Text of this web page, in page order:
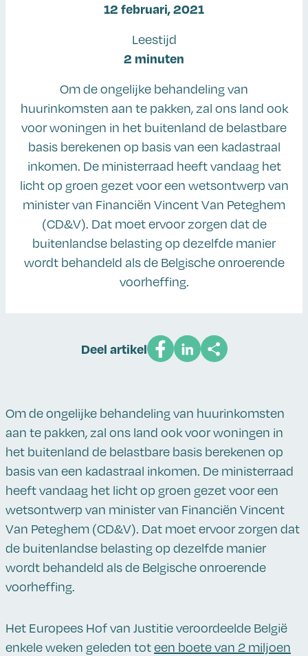
12 februari, 2021
Leestijd
2 minuten
Om de ongelijke behandeling van
huurinkomsten aan te pakken, zal ons land ook
voor woningen in het buitenland de belastbare
basis berekenen op basis van een kadastraal
inkomen. De ministerraad heeft vandaag het
licht op groen gezet voor een wetsontwerp van
minister van Financiën Vincent Van Peteghem
(CD&V). Dat moet ervoor zorgen dat de
buitenlandse belasting op dezelfde manier
wordt behandeld als de Belgische onroerende
voorheffing.
Deel artikel
Om de ongelijke behandeling van huurinkomsten
aan te pakken, zal ons land ook voor woningen in
het buitenland de belastbare basis berekenen op
basis van een kadastraal inkomen. De ministerraad
heeft vandaag het licht op groen gezet voor een
wetsontwerp van minister van Financiën Vincent
Van Peteghem (CD&V). Dat moet ervoor zorgen dat
de buitenlandse belasting op dezelfde manier
wordt behandeld als de Belgische onroerende
voorheffing.
Het Europees Hof van Justitie veroordeelde België
enkele weken geleden toteen boete van 2 miljoen